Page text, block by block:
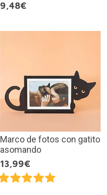
9,48€
Marco de fotos con gatito
asomando
13,99€